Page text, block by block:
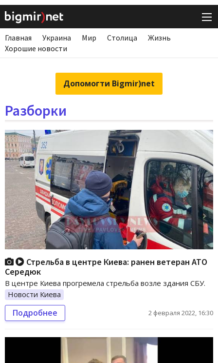
Главная Украина Мир Столица
Жизнь
Хорошие новости
Допомогти Bigmir)net
Разборки
Стрельба в центре Киева: ранен ветеран АТО
Середюк
В центре Киева прогремела стрельба возле здания СБУ.
Новости Киева
Подробнее 2 февраля 2022, 16:30